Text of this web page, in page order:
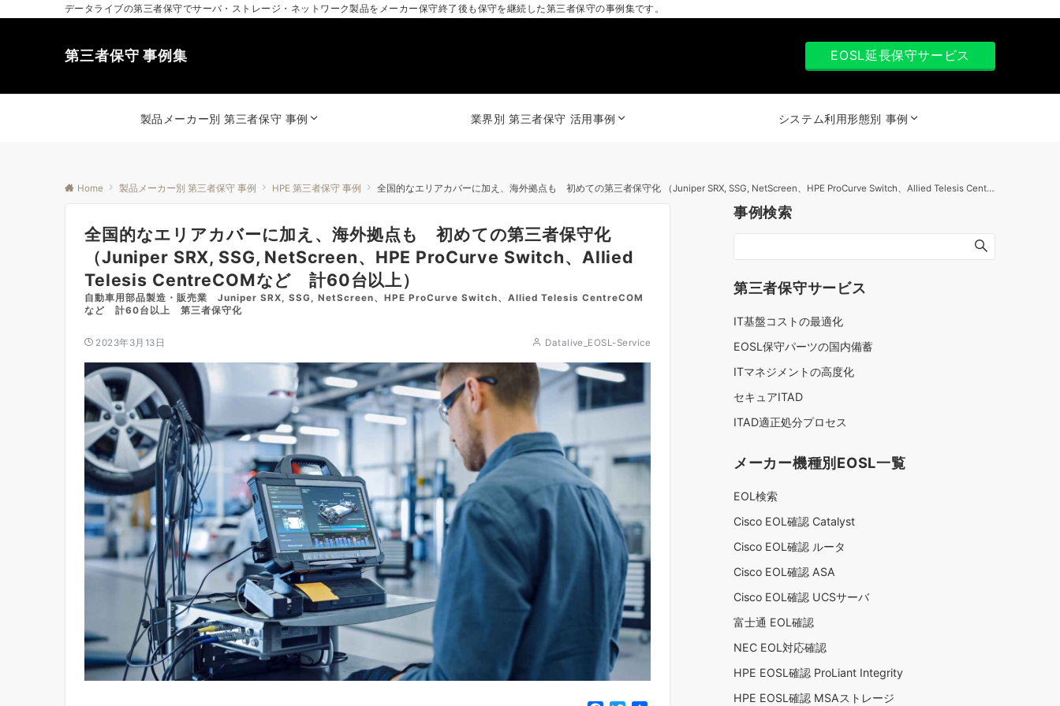
データライブの第三者保守でサーバ・ストレージ・ネットワーク製品をメーカー保守終了後も保守を継続した第三者保守の事例集です。
第三者保守 事例集 EOSL延長保守サービス
製品メーカー別 第三者保守 事例 業界別 第三者保守 活用事例 システム利用形態別 事例
Home 製品メーカー別 第三者保守 事例 HPE 第三者保守 事例 全国的なエリアカバーに加え、海外拠点も 初めての第三者保守化 （Juniper SRX, SSG, NetScreen、HPE ProCurve Switch、Allied Telesis CentreCOMなど 計60台以上）
全国的なエリアカバーに加え、海外拠点も 初めての第三者保守化
（Juniper SRX, SSG, NetScreen、HPE ProCurve Switch、Allied
Telesis CentreCOMなど 計60台以上）
自動車用部品製造・販売業 Juniper SRX, SSG, NetScreen、HPE ProCurve Switch、Allied Telesis CentreCOM
など 計60台以上 第三者保守化
2023年3月13日 Datalive_EOSL-Service
事例検索
第三者保守サービス
IT基盤コストの最適化
EOSL保守パーツの国内備蓄
ITマネジメントの高度化
セキュアITAD
ITAD適正処分プロセス
メーカー機種別EOSL一覧
EOL検索
Cisco EOL確認 Catalyst
Cisco EOL確認 ルータ
Cisco EOL確認 ASA
Cisco EOL確認 UCSサーバ
富士通 EOL確認
NEC EOL対応確認
HPE EOSL確認 ProLiant Integrity
HPE EOSL確認 MSAストレージ